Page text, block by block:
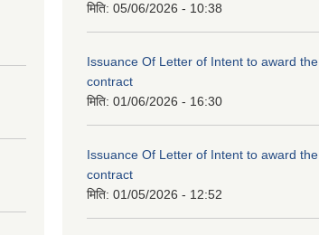
मिति: 05/06/2026 - 10:38
Issuance Of Letter of Intent to award the
contract
मिति: 01/06/2026 - 16:30
Issuance Of Letter of Intent to award the
contract
मिति: 01/05/2026 - 12:52